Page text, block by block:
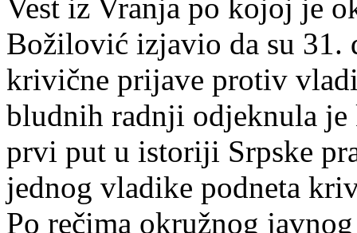
Vest iz Vranja po kojoj je
Božilović izjavio da su 31.
krivične prijave protiv
bludnih radnji odjeknula
prvi put u istoriji Srpske
jednog vladike podneta
Po rečima okružnog